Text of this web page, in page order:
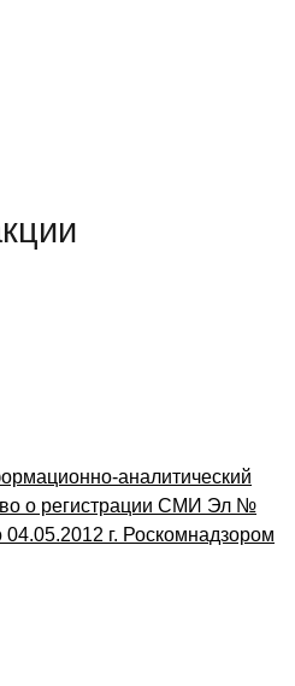
аналитический
о регистрации СМИ Эл №
г. Роскомнадзором